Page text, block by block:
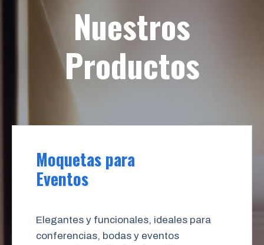
Nuestros
Productos
Moquetas para
Eventos
Elegantes y funcionales, ideales para
conferencias, bodas y eventos